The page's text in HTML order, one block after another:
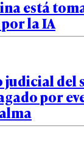
está
la IA
judicial del
por